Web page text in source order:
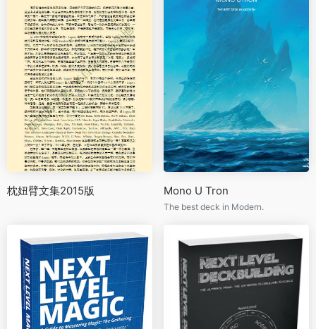
枕妞臂文集2015版 Mono U Tron
The best deck in Modern.